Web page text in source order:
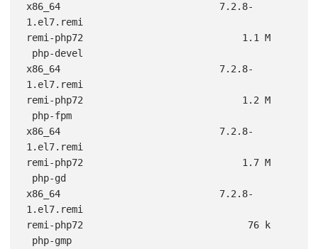
x86_64                            7.2.8-
1.el7.remi
remi-php72                            1.1 M
x86_64                            7.2.8-
1.el7.remi
remi-php72                            1.2 M
x86_64                            7.2.8-
1.el7.remi
remi-php72                            1.7 M
x86_64                            7.2.8-
1.el7.remi
remi-php72                             76 k